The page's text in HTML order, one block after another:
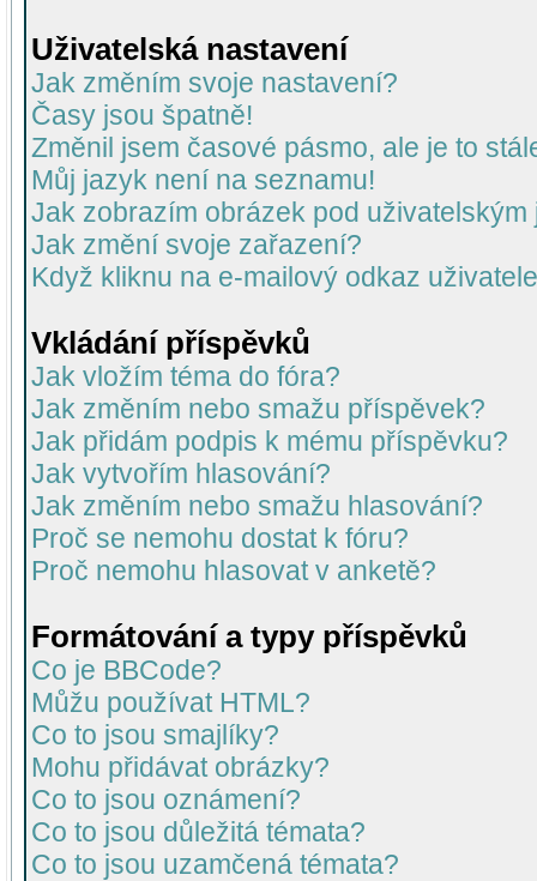
Uživatelská nastavení
Jak změním svoje nastavení?
Časy jsou špatně!
Změnil jsem časové pásmo, ale je to
Můj jazyk není na seznamu!
Jak zobrazím obrázek pod uživatelským
Jak změní svoje zařazení?
Když kliknu na e-mailový odkaz
Vkládání příspěvků
Jak vložím téma do fóra?
Jak změním nebo smažu příspěvek?
Jak přidám podpis k mému příspěvku?
Jak vytvořím hlasování?
Jak změním nebo smažu hlasování?
Proč se nemohu dostat k fóru?
Proč nemohu hlasovat v anketě?
Formátování a typy příspěvků
Co je BBCode?
Můžu používat HTML?
Co to jsou smajlíky?
Mohu přidávat obrázky?
Co to jsou oznámení?
Co to jsou důležitá témata?
Co to jsou uzamčená témata?